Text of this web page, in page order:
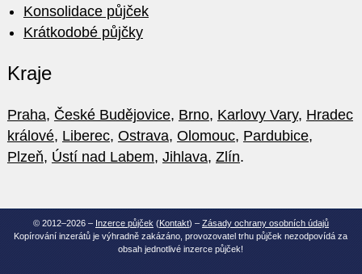
Konsolidace půjček
Krátkodobé půjčky
Kraje
Praha, České Budějovice, Brno, Karlovy Vary, Hradec
králové, Liberec, Ostrava, Olomouc, Pardubice,
Plzeň, Ústí nad Labem, Jihlava, Zlín.
© 2012–2026 – Inzerce půjček (Kontakt) – Zásady ochrany osobních údajů
Kopírování inzerátů je výhradně zakázáno, provozovatel trhu půjček nezodpovídá za
obsah jednotlivé inzerce půjček!